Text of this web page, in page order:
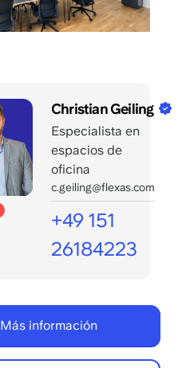
Christian Geiling
Especialista en
espacios de
oficina
c.geiling@flexas.com
+49 151
26184223
llamadas
Lun/vie:
Más información